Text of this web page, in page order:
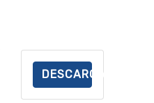
DESCARGAR